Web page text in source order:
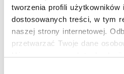
tworzenia profili użytkowników
dostosowanych treści, w tym
naszej strony internetowej.
przetwarzać Twoje dane
Używamy pewnych